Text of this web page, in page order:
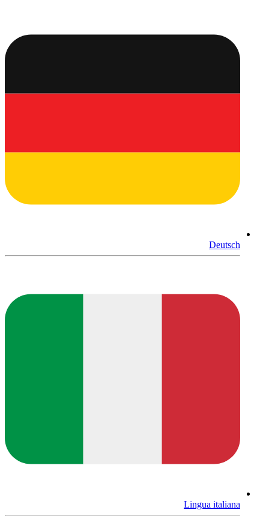
Deutsch
Lingua italiana